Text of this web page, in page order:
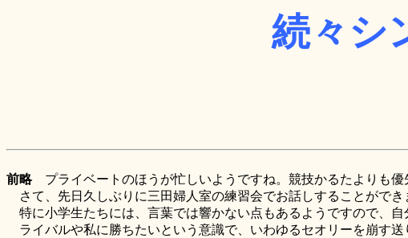
続々シ
前略プライベートのほうが忙しいようですね。競技かるたよりも優
さて、先日久しぶりに三田婦人室の練習会でお話しすることがで
特に小学生たちには、言葉では響かない点もあるようですので、
ライバルや私に勝ちたいという意識で、いわゆるセオリーを崩す